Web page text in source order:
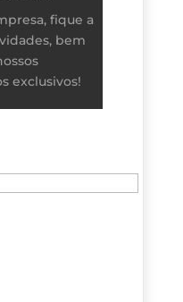
fique a
bem
exclusivos!